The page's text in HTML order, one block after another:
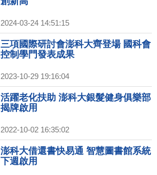
2024-03-24 14:51:15
三項國際研討會澎科大齊登場 國科會
控制學門發表成果
2023-10-29 19:16:04
活躍老化扶助 澎科大銀髮健身俱樂部
揭牌啟用
2022-10-02 16:35:02
澎科大借還書快易通 智慧圖書館系統
下週啟用